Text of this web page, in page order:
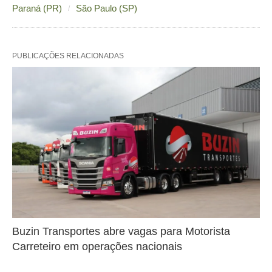
Paraná (PR) São Paulo (SP)
PUBLICAÇÕES RELACIONADAS
Buzin Transportes abre vagas para Motorista
Carreteiro em operações nacionais